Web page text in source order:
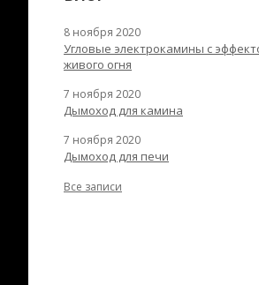
8 ноября 2020
Угловые электрокамины с
живого огня
7 ноября 2020
Дымоход для камина
7 ноября 2020
Дымоход для печи
Все записи